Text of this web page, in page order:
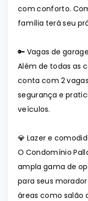
com conforto.
família terá seu
🔑 Vagas de
Além de todas as
conta com 2
segurança e
veículos.
💎 Lazer e
O Condomínio
ampla gama de
para seus
áreas como salão